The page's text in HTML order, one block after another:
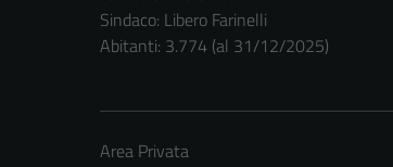
Sindaco: Libero Farinelli
Abitanti: 3.774 (al 31/12/2025)
Area Privata